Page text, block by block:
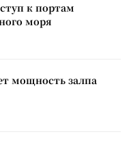
к портам
моря
мощность залпа